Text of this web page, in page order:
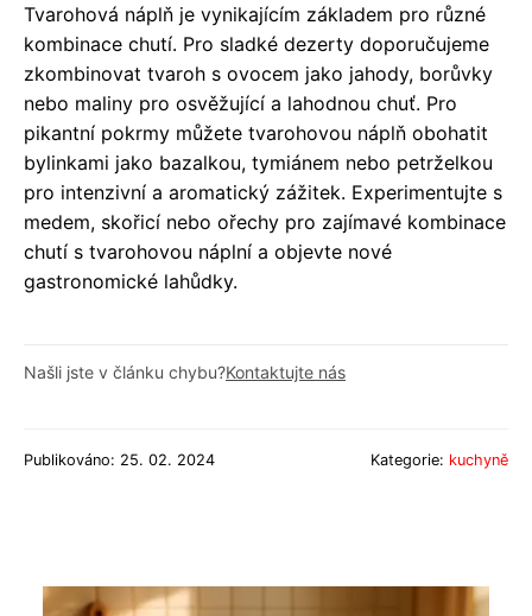
Tvarohová náplň je vynikajícím základem pro různé
kombinace chutí. Pro sladké dezerty doporučujeme
zkombinovat tvaroh s ovocem jako jahody, borůvky
nebo maliny pro osvěžující a lahodnou chuť. Pro
pikantní pokrmy můžete tvarohovou náplň obohatit
bylinkami jako bazalkou, tymiánem nebo petrželkou
pro intenzivní a aromatický zážitek. Experimentujte s
medem, skořicí nebo ořechy pro zajímavé kombinace
chutí s tvarohovou náplní a objevte nové
gastronomické lahůdky.
Našli jste v článku chybu?Kontaktujte nás
Publikováno: 25. 02. 2024 Kategorie: kuchyně